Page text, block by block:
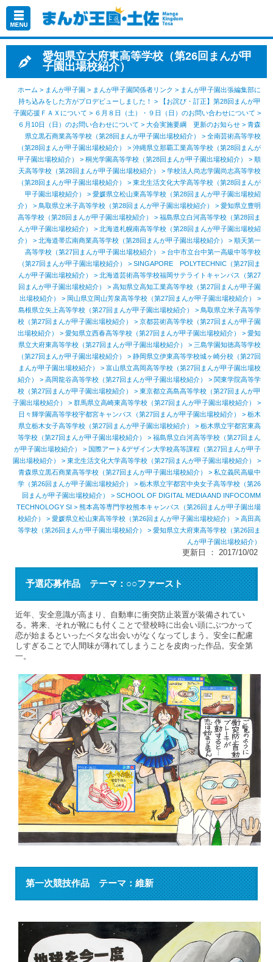
愛知県立大府東高等学校（第26回まんが甲
子園出場校紹介）
ホーム > まんが甲子園 > まんが甲子園関係者リンク > まんが甲子園出張編集部に
持ち込みをした方がプロデビューしました！
>
【お詫び・訂正】第28回まんが甲
子園応援ＦＡＸについて > ６月８日（土）・９日（日）のお問い合わせについて >
６月10日（日）のお問い合わせについて > 大会実施要綱 更新のお知らせ > 青森
県立黒石商業高等学校（第28回まんが甲子園出場校紹介）
> 全南芸術高等学校
（第28回まんが甲子園出場校紹介）
> 沖縄県立那覇工業高等学校（第28回まんが
甲子園出場校紹介）
> 桐光学園高等学校（第28回まんが甲子園出場校紹介） > 順
天高等学校（第28回まんが甲子園出場校紹介）
> 学校法人尚志学園尚志高等学校
（第28回まんが甲子園出場校紹介）
> 東北生活文化大学高等学校（第28回まんが
甲子園出場校紹介）
> 愛媛県立松山東高等学校（第28回まんが甲子園出場校紹
介）
> 鳥取県立米子高等学校（第28回まんが甲子園出場校紹介） > 愛知県立豊明
高等学校（第28回まんが甲子園出場校紹介）
> 福島県立白河高等学校（第28回ま
んが甲子園出場校紹介）
> 北海道札幌南高等学校（第28回まんが甲子園出場校紹
介）
> 北海道帯広南商業高等学校（第28回まんが甲子園出場校紹介） > 順天第一
高等学校（第27回まんが甲子園出場校紹介）
> 台中市立台中第一高級中等学校
（第27回まんが甲子園出場校紹介）
> SINGAPORE POLYTECHNIC（第27回ま
んが甲子園出場校紹介）
> 北海道芸術高等学校福岡サテライトキャンパス（第27
回まんが甲子園出場校紹介）
> 高知県立高知工業高等学校（第27回まんが甲子園
出場校紹介）
> 岡山県立岡山芳泉高等学校（第27回まんが甲子園出場校紹介）
>
島根県立矢上高等学校（第27回まんが甲子園出場校紹介）
> 鳥取県立米子高等学
校（第27回まんが甲子園出場校紹介）
> 京都芸術高等学校（第27回まんが甲子園
出場校紹介）
> 愛知県立西春高等学校（第27回まんが甲子園出場校紹介） > 愛知
県立大府東高等学校（第27回まんが甲子園出場校紹介）
> 三島学園知徳高等学校
（第27回まんが甲子園出場校紹介）
> 静岡県立伊東高等学校城ヶ崎分校（第27回
まんが甲子園出場校紹介）
> 富山県立高岡高等学校（第27回まんが甲子園出場校
紹介）
> 高岡龍谷高等学校（第27回まんが甲子園出場校紹介） > 関東学院高等学
校（第27回まんが甲子園出場校紹介）
> 東京都立高島高等学校（第27回まんが甲
子園出場校紹介）
> 群馬県立高崎東高等学校（第27回まんが甲子園出場校紹介）
>
日々輝学園高等学校宇都宮キャンパス（第27回まんが甲子園出場校紹介）
> 栃木
県立栃木女子高等学校（第27回まんが甲子園出場校紹介）
> 栃木県立宇都宮東高
等学校（第27回まんが甲子園出場校紹介）
> 福島県立白河高等学校（第27回まん
が甲子園出場校紹介）
> 国際アート&デザイン大学校高等課程（第27回まんが甲子
園出場校紹介）
> 東北生活文化大学高等学校（第27回まんが甲子園出場校紹介）
>
青森県立黒石商業高等学校（第27回まんが甲子園出場校紹介）
> 私立義民高級中
学（第26回まんが甲子園出場校紹介）
> 栃木県立宇都宮中央女子高等学校（第26
回まんが甲子園出場校紹介）
> SCHOOL OF DIGITAL MEDIA AND INFOCOMM
TECHNOLOGY SI > 熊本高等専門学校熊本キャンパス（第26回まんが甲子園出場
校紹介）
> 愛媛県立松山東高等学校（第26回まんが甲子園出場校紹介） > 高田高
等学校（第26回まんが甲子園出場校紹介）
> 愛知県立大府東高等学校（第26回ま
んが甲子園出場校紹介）
更新日 ： 2017/10/02
予選応募作品 テーマ：○○ファースト
近年、安全意識が高まり、自動車に衝突防止装置が装備されてい
る。将来、それが靴にも付くことで登校時に出会い頭にぶつかって
恋が始まるといったベタな出会いがなくなってしまう。安全に配慮
しすぎることで人間味が薄れてしまうことを皮肉った作品。安全第
一。
第一次競技作品 テーマ：維新